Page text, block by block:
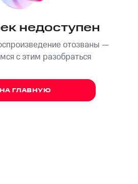
недоступен
отозваны —
с этим разобраться
НА ГЛАВНУЮ